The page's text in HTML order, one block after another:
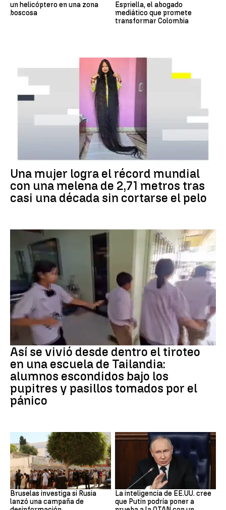
un helicóptero en una zona
boscosa
Espriella, el abogado
mediático que promete
transformar Colombia
RÉCORD GUINNESS
Una mujer logra el récord mundial
con una melena de 2,71 metros tras
casi una década sin cortarse el pelo
Así se vivió desde dentro el tiroteo
en una escuela de Tailandia:
alumnos escondidos bajo los
pupitres y pasillos tomados por el
pánico
Desinformación rusa
Bruselas investiga si Rusia
lanzó una campaña de
OTAN
La inteligencia de EE.UU. cree
que Putin podría poner a